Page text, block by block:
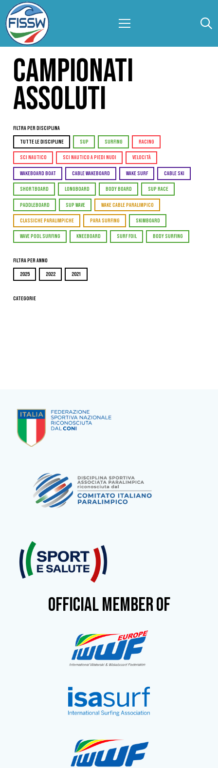
CAMPIONATI
ASSOLUTI
Filtra per Disciplina
TUTTE LE DISCIPLINE SUP SURFING RACING
SCI NAUTICO SCI NAUTICO A PIEDI NUDI VELOCITÀ
WAKEBOARD BOAT CABLE WAKEBOARD WAKE SURF CABLE SKI
SHORTBOARD LONGBOARD BODY BOARD SUP RACE
PADDLEBOARD SUP WAVE WAKE CABLE PARALIMPICO
CLASSICHE PARALIMPICHE PARA SURFING SKIMBOARD
WAVE POOL SURFING KNEEBOARD SURF FOIL BODY SURFING
Filtra per Anno
2025 2022 2021
Categorie
OFFICIAL MEMBER OF